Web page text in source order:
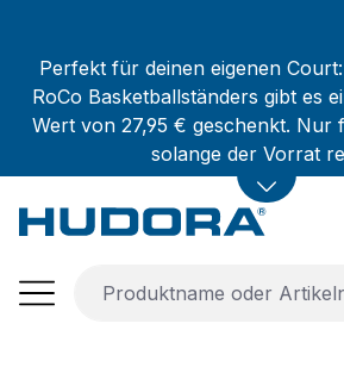
Perfekt für deinen eigenen
RoCo Basketballständers gibt es
Wert von 27,95 € geschenkt. Nur
solange der Vorrat